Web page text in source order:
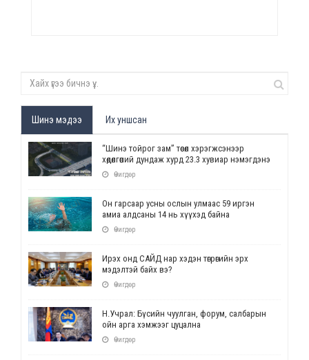
Шинэ мэдээ Их уншсан
“Шинэ тойрог зам” төсөл хэрэгжсэнээр
хөдөлгөөний дундаж хурд 23.3 хувиар нэмэгдэнэ
Өчигдөр
Он гарсаар усны ослын улмаас 59 иргэн
амиа алдсаны 14 нь хүүхэд байна
Өчигдөр
Ирэх онд САЙД нар хэдэн төгрөгийн эрх
мэдэлтэй байх вэ?
Өчигдөр
Н.Учрал: Бүсийн чуулган, форум, салбарын
ойн арга хэмжээг цуцална
Өчигдөр